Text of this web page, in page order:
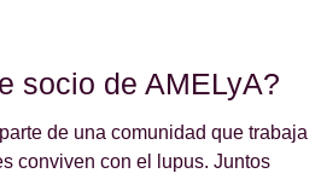
socio de AMELyA?
de una comunidad que trabaja
conviven con el lupus. Juntos